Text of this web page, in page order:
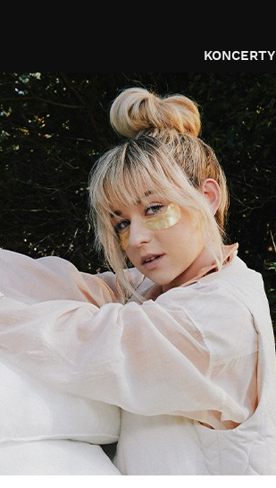
KONCERTY